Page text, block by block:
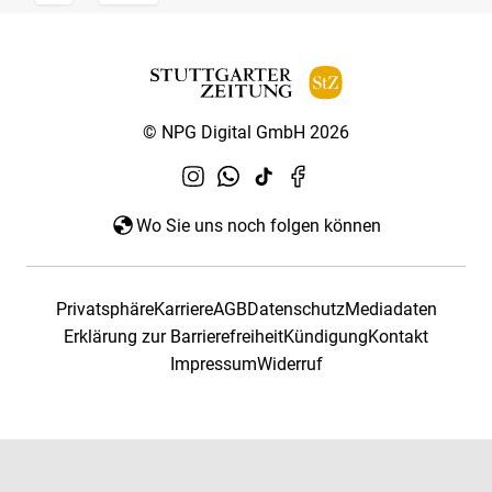
© NPG Digital GmbH 2026
Wo Sie uns noch folgen können
PrivatsphäreKarriereAGBDatenschutzMediadaten
Erklärung zur BarrierefreiheitKündigungKontakt
ImpressumWiderruf